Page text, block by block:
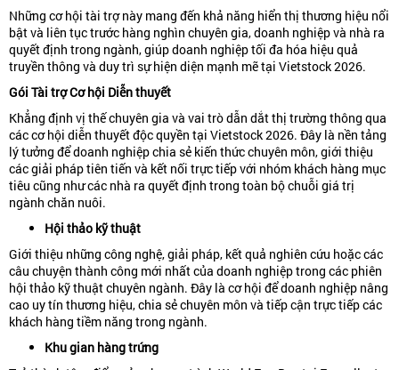
Những cơ hội tài trợ này mang đến khả năng hiển thị thương hiệu nổi
bật và liên tục trước hàng nghìn chuyên gia, doanh nghiệp và nhà ra
quyết định trong ngành, giúp doanh nghiệp tối đa hóa hiệu quả
truyền thông và duy trì sự hiện diện mạnh mẽ tại Vietstock 2026.
Gói Tài trợ Cơ hội Diễn thuyết
Khẳng định vị thế chuyên gia và vai trò dẫn dắt thị trường thông qua
các cơ hội diễn thuyết độc quyền tại Vietstock 2026. Đây là nền tảng
lý tưởng để doanh nghiệp chia sẻ kiến thức chuyên môn, giới thiệu
các giải pháp tiên tiến và kết nối trực tiếp với nhóm khách hàng mục
tiêu cũng như các nhà ra quyết định trong toàn bộ chuỗi giá trị
ngành chăn nuôi.
Hội thảo kỹ thuật
Giới thiệu những công nghệ, giải pháp, kết quả nghiên cứu hoặc các
câu chuyện thành công mới nhất của doanh nghiệp trong các phiên
hội thảo kỹ thuật chuyên ngành. Đây là cơ hội để doanh nghiệp nâng
cao uy tín thương hiệu, chia sẻ chuyên môn và tiếp cận trực tiếp các
khách hàng tiềm năng trong ngành.
Khu gian hàng trứng